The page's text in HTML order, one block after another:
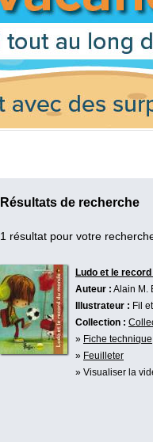
Résultats de recherche
1 résultat pour votre
Ludo et le
Auteur : Alain M.
Illustrateur : Fil
Collection :
» Fiche technique
» Feuilleter
» Visualiser la